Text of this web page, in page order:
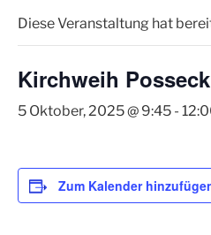
Diese Veranstaltung hat
Kirchweih
5 Oktober, 2025 @ 9:45 -
Zum Kalender